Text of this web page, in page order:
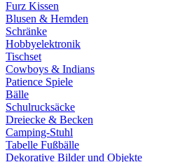
Furz Kissen
Blusen & Hemden
Schränke
Hobbyelektronik
Tischset
Cowboys & Indians
Patience Spiele
Bälle
Schulrucksäcke
Dreiecke & Becken
Camping-Stuhl
Tabelle Fußbälle
Dekorative Bilder und Objekte